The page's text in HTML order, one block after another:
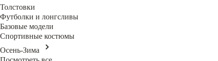
Толстовки
Футболки и лонгсливы
Базовые модели
Спортивные костюмы
Осень-Зима